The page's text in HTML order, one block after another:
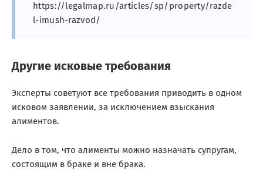
https://legalmap.ru/articles/sp/property/razde
l-imush-razvod/
Другие исковые требования
Эксперты советуют все требования приводить в одном
исковом заявлении, за исключением взыскания
алиментов.
Дело в том, что алименты можно назначать супругам,
состоящим в браке и вне брака.